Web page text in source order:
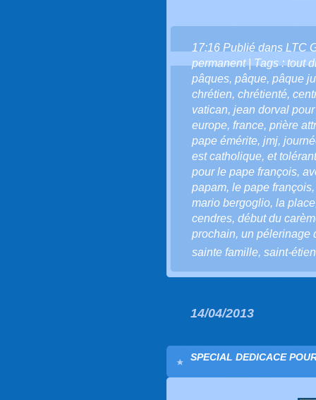
17:16 Publié dans LTC
permanent| Tags :tout
pâques, pâque, pâque
chrétien, chrétienté,
vatican, jean dorval
europe, france, prière
pape émérite, jmj,
est catholique, et
pour le pape françois,
papam, le pape françois
mario bergoglio, la place
cendres, début du
prochain, un pélerinage
sainte famille, saint-
14/04/2013
SPECIAL DEDICACE